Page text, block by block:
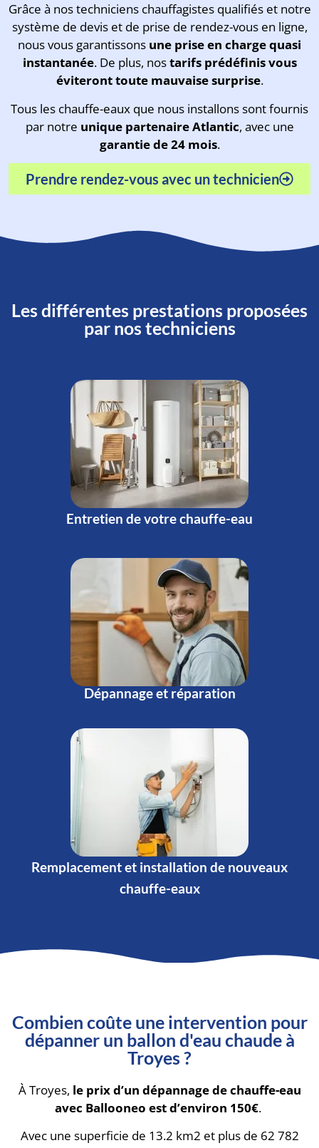
Grâce à nos techniciens chauffagistes qualifiés et notre
système de devis et de prise de rendez-vous en ligne,
nous vous garantissons une prise en charge quasi
instantanée. De plus, nostarifs prédéfinis vous
éviteront toute mauvaise surprise.
Tous les chauffe-eaux que nous installons sont fournis
par notre unique partenaire Atlantic, avec une
garantie de 24 mois.
Prendre rendez-vous avec un technicien
Les différentes prestations proposées
par nos techniciens
Entretien de votre chauffe-eau
Dépannage et réparation
Remplacement et installation de nouveaux
chauffe-eaux
Combien coûte une intervention pour
dépanner un ballon d'eau chaude à
Troyes ?
À Troyes, le prix d’un dépannage de chauffe-eau
avec Ballooneo est d’environ 150€.
Avec une superficie de 13.2 km2 et plus de 62 782